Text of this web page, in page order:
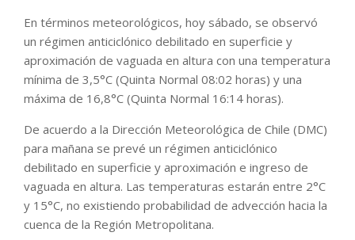
En términos meteorológicos, hoy sábado, se observó
un régimen anticiclónico debilitado en superficie y
aproximación de vaguada en altura con una temperatura
mínima de 3,5°C (Quinta Normal 08:02 horas) y una
máxima de 16,8°C (Quinta Normal 16:14 horas).
De acuerdo a la Dirección Meteorológica de Chile (DMC)
para mañana se prevé un régimen anticiclónico
debilitado en superficie y aproximación e ingreso de
vaguada en altura. Las temperaturas estarán entre 2°C
y 15°C, no existiendo probabilidad de advección hacia la
cuenca de la Región Metropolitana.